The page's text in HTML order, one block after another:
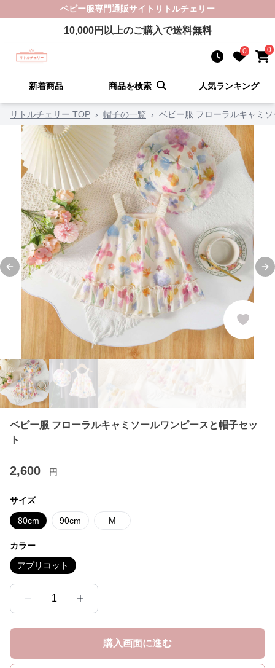
ベビー服専門通販サイト リトルチェリー
10,000円以上のご購入で送料無料
0 0
新着商品 商品を検索 人気ランキング
リトルチェリー TOP › 帽子の一覧 › ベビー服 フローラルキャミ
Previous slide
ベビー服 フローラルキャミソールワンピースと帽子セッ
ト
2,600 円
サイズ
80cm 90cm M
カラー
アプリコット
1
購入画面に進む